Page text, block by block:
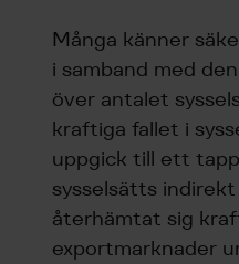
Många känner
i samband med
över antalet
kraftiga fallet i
uppgick till ett
sysselsätts
återhämtat sig
exportmarknader